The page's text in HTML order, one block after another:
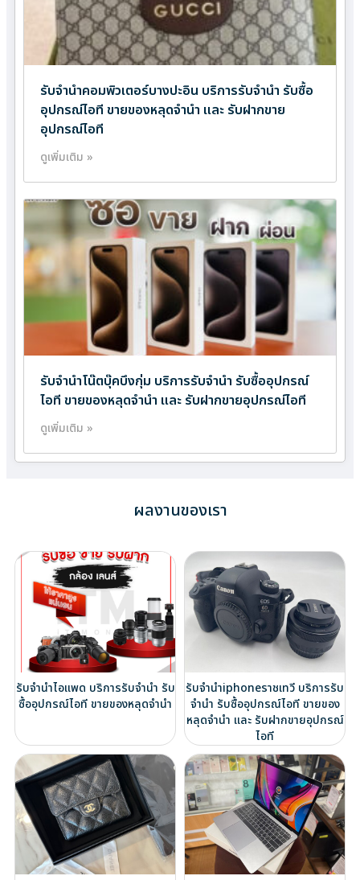
รับจำนำคอมพิวเตอร์บางปะอิน บริการรับจำนำ รับซื้อ
อุปกรณ์ไอที ขายของหลุดจำนำ และ รับฝากขาย
อุปกรณ์ไอที
ดูเพิ่มเติม »
รับจำนำโน๊ตบุ๊คบึงกุ่ม บริการรับจำนำ รับซื้ออุปกรณ์
ไอที ขายของหลุดจำนำ และ รับฝากขายอุปกรณ์ไอที
ดูเพิ่มเติม »
ผลงานของเรา
รับจำนำไอแพด บริการรับจำนำ รับ
ซื้ออุปกรณ์ไอที ขายของหลุดจำนำ
รับจำนำiphoneราชเทวี บริการรับ
จำนำ รับซื้ออุปกรณ์ไอที ขายของ
หลุดจำนำ และ รับฝากขายอุปกรณ์
ไอที